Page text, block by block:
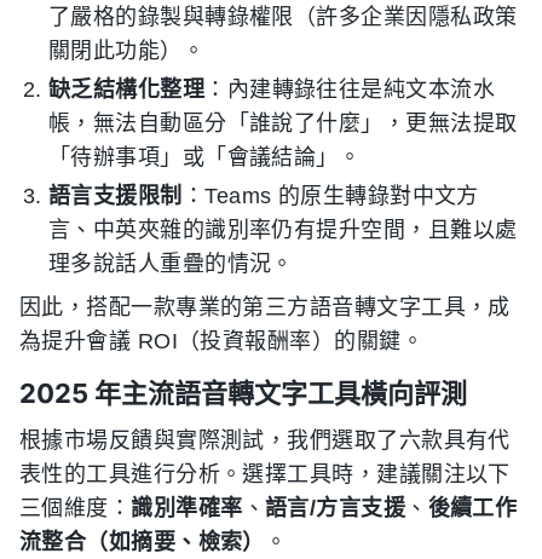
了嚴格的錄製與轉錄權限（許多企業因隱私政策
關閉此功能）。
缺乏結構化整理 ：內建轉錄往往是純文本流水
帳，無法自動區分「誰說了什麼」，更無法提取
「待辦事項」或「會議結論」。
語言支援限制 ：Teams 的原生轉錄對中文方
言、中英夾雜的識別率仍有提升空間，且難以處
理多說話人重疊的情況。
因此，搭配一款專業的第三方語音轉文字工具，成
為提升會議 ROI（投資報酬率）的關鍵。
2025 年主流語音轉文字工具橫向評測
根據市場反饋與實際測試，我們選取了六款具有代
表性的工具進行分析。選擇工具時，建議關注以下
三個維度： 識別準確率 、 語言/方言支援 、 後續工作
流整合（如摘要、檢索）
。